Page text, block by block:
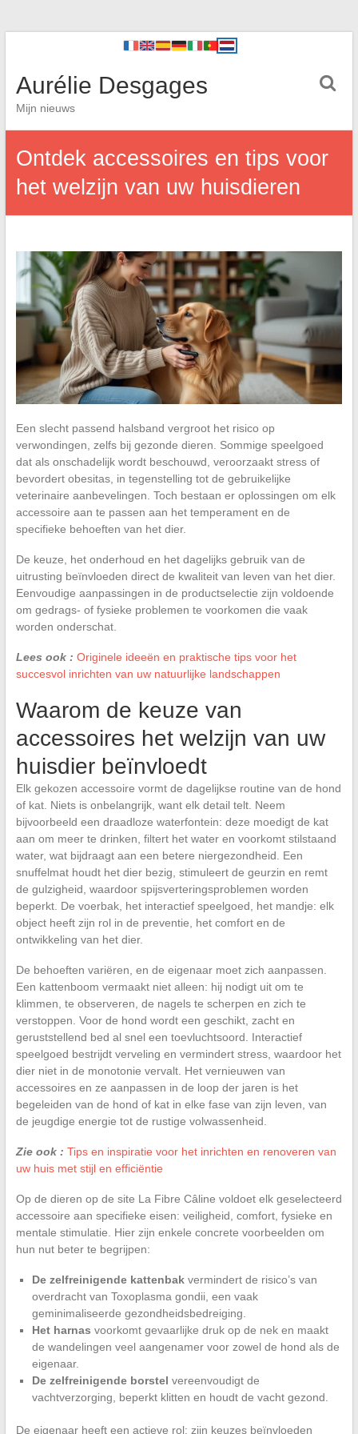
Aurélie Desgages
Mijn nieuws
Ontdek accessoires en tips voor
het welzijn van uw huisdieren
Een slecht passend halsband vergroot het risico op
verwondingen, zelfs bij gezonde dieren. Sommige speelgoed
dat als onschadelijk wordt beschouwd, veroorzaakt stress of
bevordert obesitas, in tegenstelling tot de gebruikelijke
veterinaire aanbevelingen. Toch bestaan er oplossingen om elk
accessoire aan te passen aan het temperament en de
specifieke behoeften van het dier.
De keuze, het onderhoud en het dagelijks gebruik van de
uitrusting beïnvloeden direct de kwaliteit van leven van het dier.
Eenvoudige aanpassingen in de productselectie zijn voldoende
om gedrags- of fysieke problemen te voorkomen die vaak
worden onderschat.
Lees ook : Originele ideeën en praktische tips voor het
succesvol inrichten van uw natuurlijke landschappen
Waarom de keuze van
accessoires het welzijn van uw
huisdier beïnvloedt
Elk gekozen accessoire vormt de dagelijkse routine van de hond
of kat. Niets is onbelangrijk, want elk detail telt. Neem
bijvoorbeeld een draadloze waterfontein: deze moedigt de kat
aan om meer te drinken, filtert het water en voorkomt stilstaand
water, wat bijdraagt aan een betere niergezondheid. Een
snuffelmat houdt het dier bezig, stimuleert de geurzin en remt
de gulzigheid, waardoor spijsverteringsproblemen worden
beperkt. De voerbak, het interactief speelgoed, het mandje: elk
object heeft zijn rol in de preventie, het comfort en de
ontwikkeling van het dier.
De behoeften variëren, en de eigenaar moet zich aanpassen.
Een kattenboom vermaakt niet alleen: hij nodigt uit om te
klimmen, te observeren, de nagels te scherpen en zich te
verstoppen. Voor de hond wordt een geschikt, zacht en
geruststellend bed al snel een toevluchtsoord. Interactief
speelgoed bestrijdt verveling en vermindert stress, waardoor het
dier niet in de monotonie vervalt. Het vernieuwen van
accessoires en ze aanpassen in de loop der jaren is het
begeleiden van de hond of kat in elke fase van zijn leven, van
de jeugdige energie tot de rustige volwassenheid.
Zie ook : Tips en inspiratie voor het inrichten en renoveren van
uw huis met stijl en efficiëntie
Op de dieren op de site La Fibre Câline voldoet elk geselecteerd
accessoire aan specifieke eisen: veiligheid, comfort, fysieke en
mentale stimulatie. Hier zijn enkele concrete voorbeelden om
hun nut beter te begrijpen:
De zelfreinigende kattenbakvermindert de risico’s van
overdracht van Toxoplasma gondii, een vaak
geminimaliseerde gezondheidsbedreiging.
Het harnas voorkomt gevaarlijke druk op de nek en maakt
de wandelingen veel aangenamer voor zowel de hond als de
eigenaar.
De zelfreinigende borstel vereenvoudigt de
vachtverzorging, beperkt klitten en houdt de vacht gezond.
De eigenaar heeft een actieve rol: zijn keuzes beïnvloeden